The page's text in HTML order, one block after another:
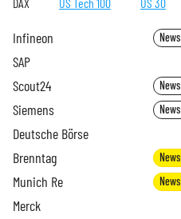
Infineon News
SAP
Scout24 News
Siemens News
Deutsche Börse
Brenntag News
Munich Re News
Merck